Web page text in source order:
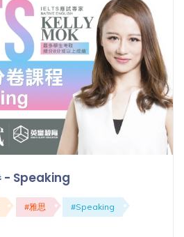
- Speaking
#雅思 #Speaking